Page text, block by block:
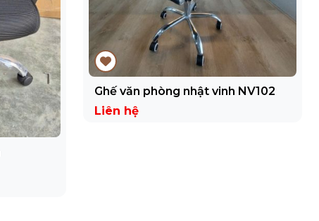
Ghế văn phòng nhật vinh NV102
Liên hệ